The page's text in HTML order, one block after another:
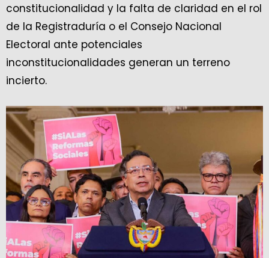
constitucionalidad y la falta de claridad en el rol
de la Registraduría o el Consejo Nacional
Electoral ante potenciales
inconstitucionalidades generan un terreno
incierto.